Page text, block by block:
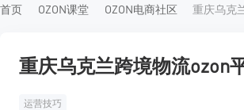
首页 OZON课堂 OZON电商社区 重庆乌克
重庆乌克兰跨境物流ozon
运营技巧